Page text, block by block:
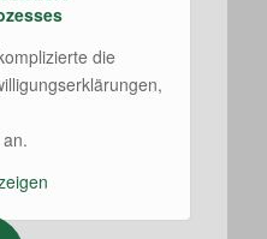
die